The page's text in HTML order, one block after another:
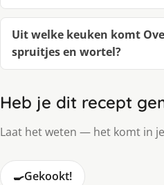
Uit welke keuken komt
spruitjes en wortel?
Heb je dit recept
Laat het weten — het komt in
🍳Gekookt!